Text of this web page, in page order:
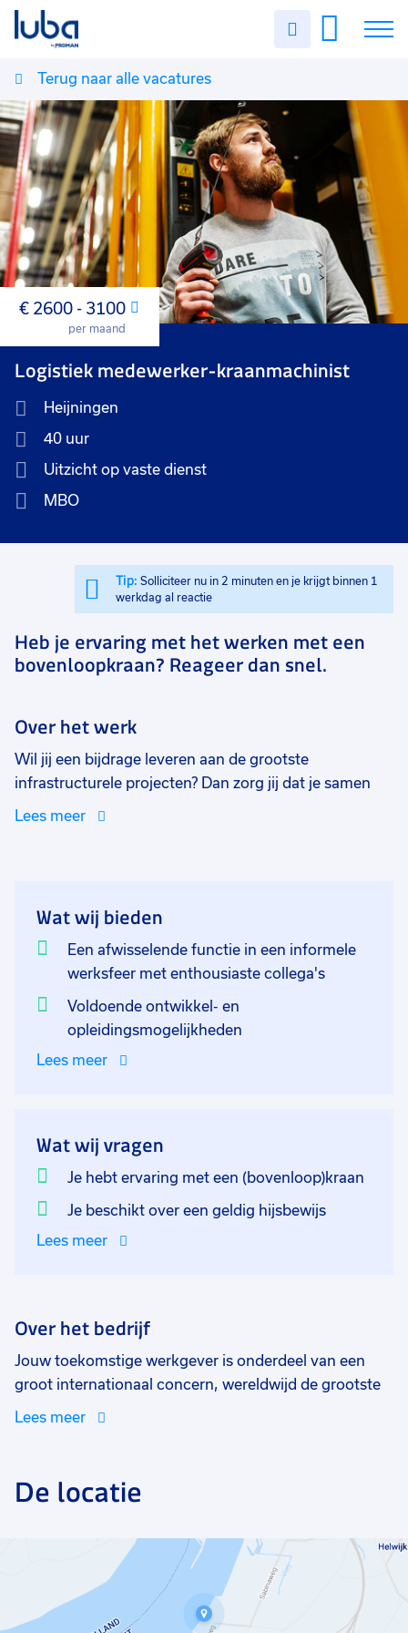
Uren
Vacatures
Over ons
Voor werkgevers
Contact
Terug naar alle vacatures
Maand
€ 2600 - 3100
per maand
Logistiek medewerker-kraanmachinist
Heijningen
40 uur
Uitzicht op vaste dienst
MBO
Tip: Solliciteer nu in 2 minuten en je krijgt binnen 1
werkdag al reactie
Heb je ervaring met het werken met een
bovenloopkraan? Reageer dan snel.
Over het werk
Wil jij een bijdrage leveren aan de grootste
infrastructurele projecten? Dan zorg jij dat je samen
met jouw collega's buizen, coils en damwanden
Lees meer
Wat wij bieden
Een afwisselende functie in een informele
werksfeer met enthousiaste collega's
Voldoende ontwikkel- en
opleidingsmogelijkheden
Lees meer
Wat wij vragen
Je hebt ervaring met een (bovenloop)kraan
Je beschikt over een geldig hijsbewijs
Lees meer
Over het bedrijf
Jouw toekomstige werkgever is onderdeel van een
groot internationaal concern, wereldwijd de grootste
staalproducent en tevens marktleider in Europa. Dit
van stalen, spiraal-gelaste buizen tot 53 meter lang uit
één stuk.
Lees meer
De locatie